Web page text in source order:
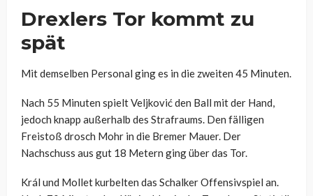
Drexlers Tor kommt zu
spät
Mit demselben Personal ging es in die zweiten 45 Minuten.
Nach 55 Minuten spielt Veljković den Ball mit der Hand,
jedoch knapp außerhalb des Strafraums. Den fälligen
Freistoß drosch Mohr in die Bremer Mauer. Der
Nachschuss aus gut 18 Metern ging über das Tor.
Král und Mollet kurbelten das Schalker Offensivspiel an.